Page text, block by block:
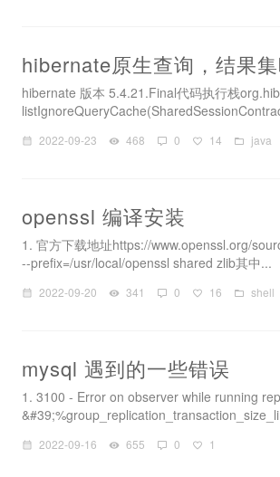
hibernate原生查询，结果
hibernate 版本 5.4.21.Final代码执行栈
2022-09-23 468 0 14 java
openssl 编译安装
1. 官方下载地址https://www.openssl.org/
--prefix=/usr/local/openssl shared zlib其中...
2022-09-20 341 0 16 shell
mysql 遇到的一些错误
1. 3100 - Error on observer while running
2022-09-16 655 0 1